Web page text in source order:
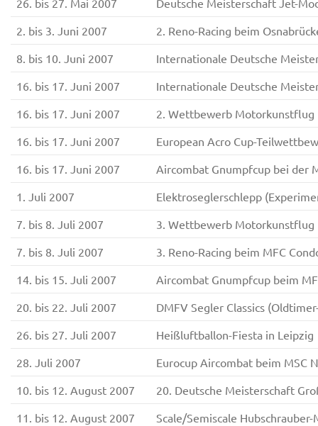
26. bis 27. Mai 2007
Deutsche Meisterschaft Jet-
2. bis 3. Juni 2007
2. Reno-Racing beim
8. bis 10. Juni 2007
Internationale Deutsche
16. bis 17. Juni 2007
Internationale Deutsche
16. bis 17. Juni 2007
2. Wettbewerb Motorkunstflug
16. bis 17. Juni 2007
European Acro Cup-
16. bis 17. Juni 2007
Aircombat Gnumpfcup bei der
1. Juli 2007
Elektroseglerschlepp
7. bis 8. Juli 2007
3. Wettbewerb Motorkunstflug
7. bis 8. Juli 2007
3. Reno-Racing beim MFC
14. bis 15. Juli 2007
Aircombat Gnumpfcup beim
20. bis 22. Juli 2007
DMFV Segler Classics
26. bis 27. Juli 2007
Heißluftballon-Fiesta in Leipzig
28. Juli 2007
Eurocup Aircombat beim MSC
10. bis 12. August 2007
20. Deutsche Meisterschaft
11. bis 12. August 2007
Scale/Semiscale